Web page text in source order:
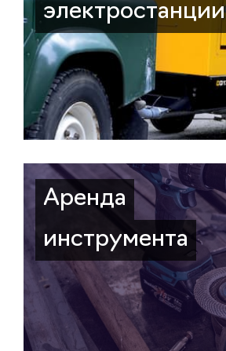
электростанции
Аренда
инструмента